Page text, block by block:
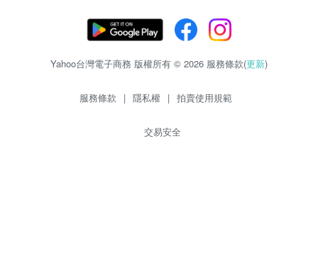
Yahoo台灣電子商務 版權所有 © 2026 服務條款(更新)
服務條款 | 隱私權 | 拍賣使用規範
交易安全